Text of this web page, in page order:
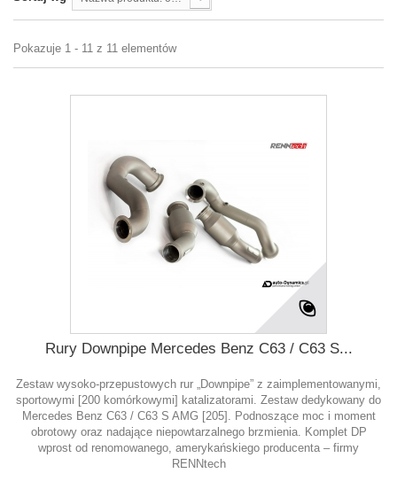
Pokazuje 1 - 11 z 11 elementów
Rury Downpipe Mercedes Benz C63 / C63 S...
Zestaw wysoko-przepustowych rur „Downpipe” z zaimplementowanymi,
sportowymi [200 komórkowymi] katalizatorami. Zestaw dedykowany do
Mercedes Benz C63 / C63 S AMG [205]. Podnoszące moc i moment
obrotowy oraz nadające niepowtarzalnego brzmienia. Komplet DP
wprost od renomowanego, amerykańskiego producenta – firmy
RENNtech